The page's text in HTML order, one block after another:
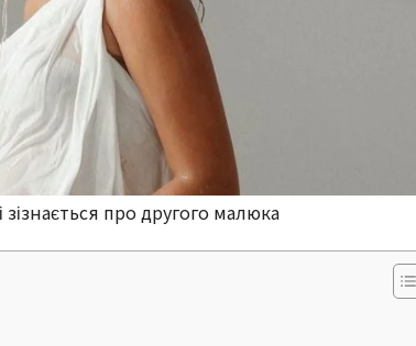
зізнається про другого малюка